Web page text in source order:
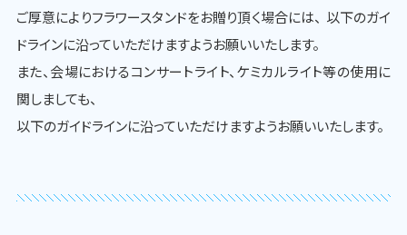
ご厚意によりフラワースタンドをお贈り頂く場合には、 以下のガイ
ドラインに沿っていただけますようお願いいたします。
また、会場におけるコンサートライト、ケミカルライト等の使用に
関しましても、
以下のガイドラインに沿っていただけますようお願いいたします。